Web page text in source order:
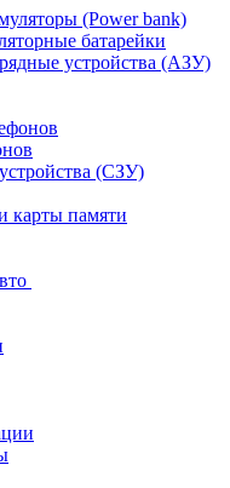
(Power bank)
батарейки
устройства (АЗУ)
(СЗУ)
карты памяти